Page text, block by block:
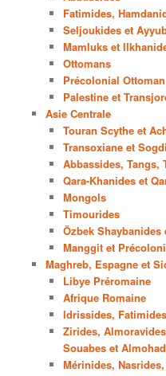
Fatimides,
Seljoukides et
Mamluks et
Ottomans
Précolonial Ottoman
Palestine et
Asie Centrale
Touran Scythe et
Transoxiane et
Abbassides, Tangs,
Qara-Khanides et
Mongols
Timourides
Özbek Shaybanides
Manggit et
Maghreb, Espagne et
Libye Préromaine
Afrique Romaine
Idrissides,
Zirides,
Souabes et
Mérinides,